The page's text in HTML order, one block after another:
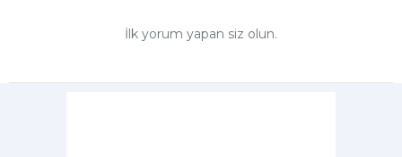
İlk yorum yapan siz olun.